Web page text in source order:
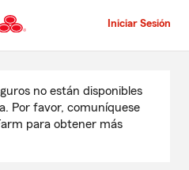
al
principal
Iniciar Sesión
no están disponibles
Por favor, comuníquese
para obtener más